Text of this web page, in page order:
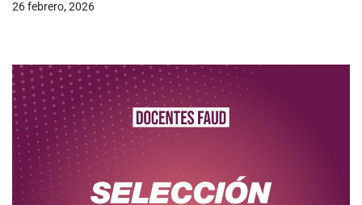
26 febrero, 2026